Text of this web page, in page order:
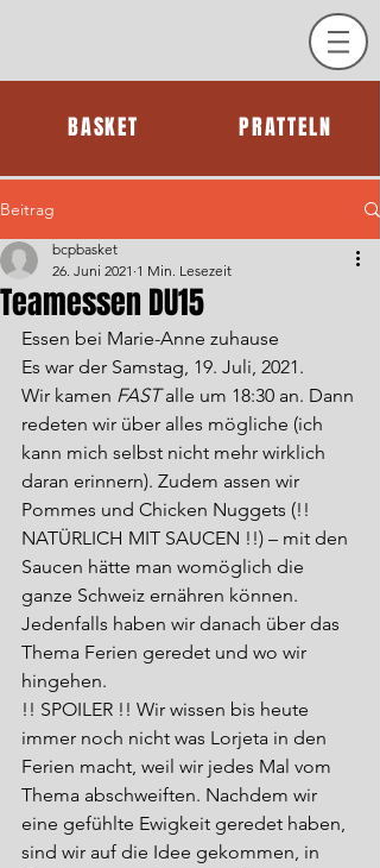
PRATTELN
BASKET
Beitrag
Teamessen DU15
bcpbasket
26. Juni 2021 1 Min. Lesezeit
Essen bei Marie-Anne zuhause
Es war der Samstag, 19. Juli, 2021.
Wir kamen FAST alle um 18:30 an. Dann
redeten wir über alles mögliche (ich
kann mich selbst nicht mehr wirklich
daran erinnern). Zudem assen wir
Pommes und Chicken Nuggets (!!
NATÜRLICH MIT SAUCEN !!) – mit den
Saucen hätte man womöglich die
ganze Schweiz ernähren können.
Jedenfalls haben wir danach über das
Thema Ferien geredet und wo wir
hingehen.
!! SPOILER !! Wir wissen bis heute
immer noch nicht was Lorjeta in den
Ferien macht, weil wir jedes Mal vom
Thema abschweiften. Nachdem wir
eine gefühlte Ewigkeit geredet haben,
sind wir auf die Idee gekommen, in